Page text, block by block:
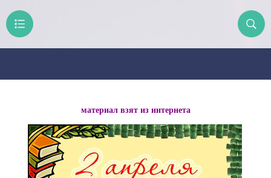
материал взят из интернета